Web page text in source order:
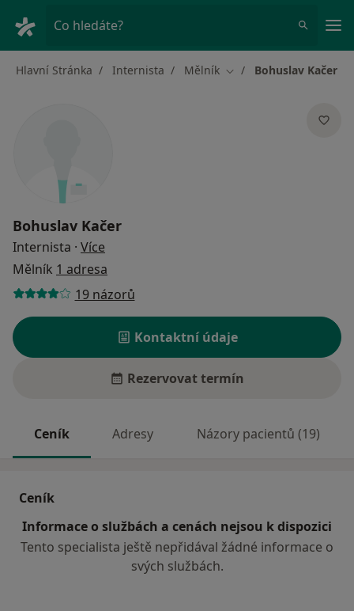
Co hledáte?
Hlavní Stránka Internista Mělník Změna města
Bohuslav Kačer
Bohuslav Kačer
Internista · Více
Mělník 1 adresa
19 názorů
Kontaktní údaje
Rezervovat termín
Ceník Adresy Názory pacientů (19)
Ceník
Informace o službách a cenách nejsou k dispozici
Tento specialista ještě nepřidával žádné informace o
svých službách.